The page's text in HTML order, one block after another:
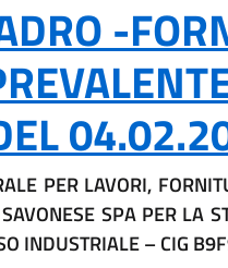
-
PER LAVORI,
SPA PER LA
INDUSTRIALE – CIG